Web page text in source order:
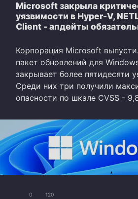
Microsoft закрыла
уязвимости в Hyper-V,
Client - апдейты
Корпорация Microsoft
пакет обновлений для
закрывает более пятидесяти
Среди них три получили
опасности по шкале CVSS -
0 120